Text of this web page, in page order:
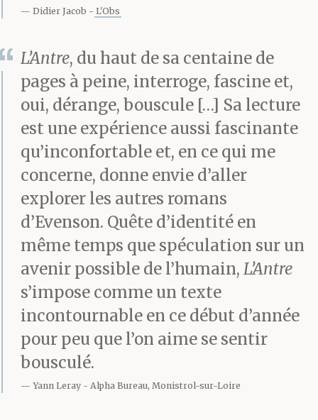
mené nulle part.
Finalement, voyant que
mon temps
serait bientôt écoulé
sans que rien ne soit
résolu, j’ai décidé que
des mesures drastiques
s’imposaient.
Depuis quand quelqu’un
n’a plus quitté l’antre
et combien de temps
cette personne a-t-elle
Didier Jacob L'Obs
L’Antre, du haut de sa centaine de
pages à peine, interroge, fascine et,
oui, dérange, bouscule […] Sa lecture
est une expérience aussi fascinante
qu’inconfortable et, en ce qui me
concerne, donne envie d’aller
explorer les autres romans
d’Evenson. Quête d’identité en
même temps que spéculation sur un
avenir possible de l’humain, L’Antre
s’impose comme un texte
incontournable en ce début d’année
pour peu que l’on aime se sentir
bousculé.
Yann Leray Alpha Bureau, Monistrol-sur-Loire